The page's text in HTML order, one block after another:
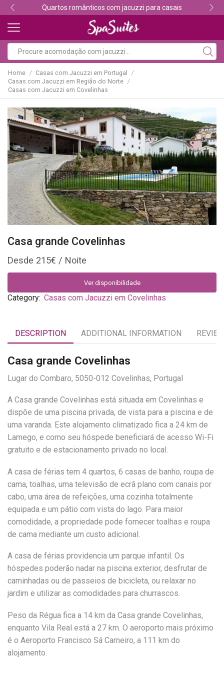
Quartos românticos com jacuzzi para casais
Home / Casas com Jacuzzi em Portugal /
Casas com Jacuzzi em Região do Norte /
Casas com Jacuzzi em Covelinhas
Casa grande Covelinhas
215€
Ver disponibilidade
Category: Casas com Jacuzzi em Covelinhas
DESCRIPTION ADDITIONAL INFORMATION
Casa grande Covelinhas
Lugar do Combaro, 5050-012 Covelinhas, Portugal
A Casa grande Covelinhas está situada em Covelinhas e
dispõe de uma piscina privada, de vista para a piscina e de
uma varanda. Este alojamento climatizado fica a 24 km de
Lamego, e como seu hóspede beneficiará de acesso Wi-Fi
gratuito e de estacionamento privado no local.
A casa de férias tem 4 quartos, 6 casas de banho, roupa de
cama, toalhas, uma televisão de ecrã plano com canais por
cabo, uma área de refeições, uma cozinha totalmente
equipada e um pátio com vista do lago. Para maior
comodidade, a propriedade pode fornecer toalhas e roupa
de cama mediante um custo adicional.
A casa de férias providencia um parque infantil. Os
hóspedes poderão nadar na piscina exterior, desfrutar de
caminhadas ou de passeios de bicicleta, ou relaxar no
jardim e utilizar as comodidades para churrascos.
Peso da Régua fica a 14 km da Casa grande Covelinhas,
enquanto Vila Real está a 27 km. O aeroporto mais próximo
é o Aeroporto Francisco Sá Carneiro, a 111 km do
alojamento.